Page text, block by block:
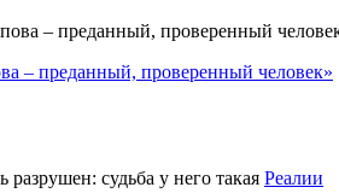
– преданный, проверенный человек»
Реалии